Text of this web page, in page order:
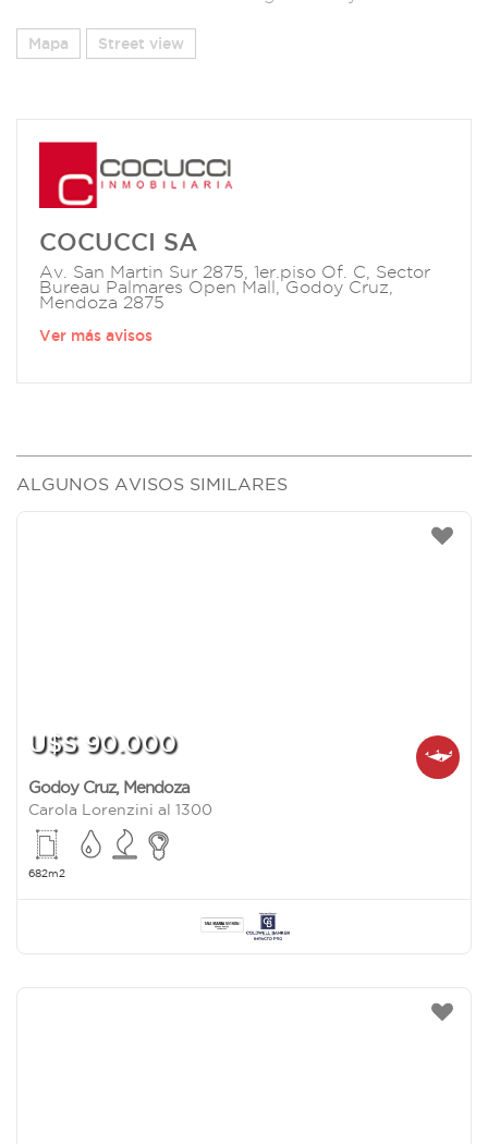
Mapa Street view
COCUCCI SA
Av. San Martin Sur 2875, 1er.piso Of. C, Sector
Bureau Palmares Open Mall, Godoy Cruz,
Mendoza 2875
Ver más avisos
ALGUNOS AVISOS SIMILARES
U$S 90.000
Godoy Cruz, Mendoza
Carola Lorenzini al 1300
682m2